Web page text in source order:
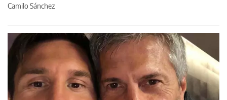
Camilo Sánchez